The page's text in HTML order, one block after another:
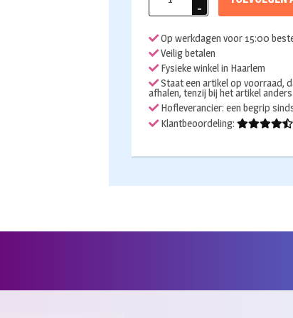
rond
appelgroen
metallic
per
stuk
aantal
Op werkdagen voor 15:00
Veilig betalen
Fysieke winkel in Haarlem
Staat een artikel op voorraad,
afhalen, tenzij bij het artikel
Hofleverancier: een begrip
Klantbeoordeling: